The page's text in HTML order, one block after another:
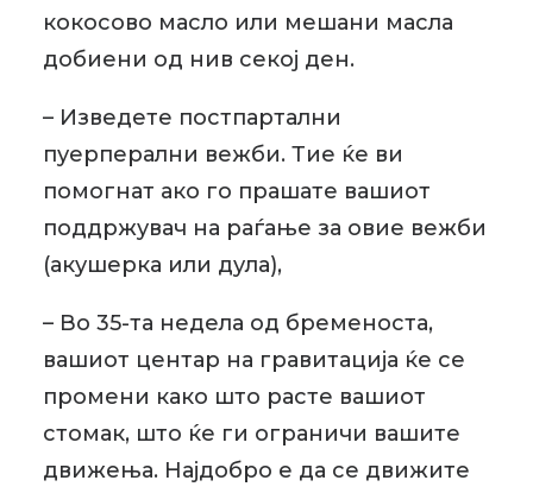
кокосово масло или мешани масла
добиени од нив секој ден.
– Изведете постпартални
пуерперални вежби. Тие ќе ви
помогнат ако го прашате вашиот
поддржувач на раѓање за овие вежби
(акушерка или дула),
– Во 35-та недела од бременоста,
вашиот центар на гравитација ќе се
промени како што расте вашиот
стомак, што ќе ги ограничи вашите
движења. Најдобро е да се движите